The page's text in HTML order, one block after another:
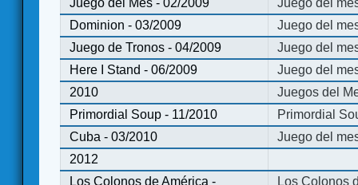
Juego del Mes - 02/2009
Juego del
Dominion - 03/2009
Juego del
Juego de Tronos - 04/2009
Juego del
Here I Stand - 06/2009
Juego del
2010
Juegos del
Primordial Soup - 11/2010
Primordial
Cuba - 03/2010
Juego del
2012
Los Colonos de América -
Los Colonos